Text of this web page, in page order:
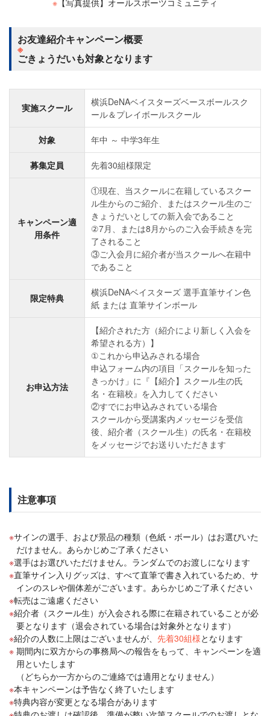
お友達紹介キャンペーン概要
※
ごきょうだいも対象となります
実施スクール
横浜DeNAベイスターズベースボールスク
ール＆プレイボールスクール
対象 年中 ～ 中学3年生
募集定員 先着30組様限定
キャンペーン適
用条件
①現在、当スクールに在籍しているスクー
ル生からのご紹介、またはスクール生のご
きょうだいとしての新入会であること
②7月、または8月からのご入会手続きを完
了されること
③ご入会月に紹介者が当スクールへ在籍中
であること
限定特典
横浜DeNAベイスターズ 選手直筆サイン色
紙 または 直筆サインボール
お申込方法
【紹介された方（紹介により新しく入会を
希望される方）】
①これから申込みされる場合
申込フォーム内の項目「スクールを知った
きっかけ」に『【紹介】スクール生の氏
名・在籍校』を入力してください
②すでにお申込みされている場合
スクールから受講案内メッセージを受信
後、紹介者（スクール生）の氏名・在籍校
をメッセージでお送りいただきます
注意事項
サインの選手、および景品の種類（色紙・ボール）はお選びいた
だけません。あらかじめご了承ください
選手はお選びいただけません。ランダムでのお渡しになります
直筆サイン入りグッズは、すべて直筆で書き入れているため、サ
インのスレや個体差がございます。あらかじめご了承ください
転売はご遠慮ください
紹介者（スクール生）が入会される際に在籍されていることが必
要となります（退会されている場合は対象外となります）
紹介の人数に上限はございませんが、 先着30組様となります
期間内に双方からの事務局への報告をもって、キャンペーンを適
用といたします
（どちらか一方からのご連絡では適用となりません）
本キャンペーンは予告なく終了いたします
特典内容が変更となる場合があります